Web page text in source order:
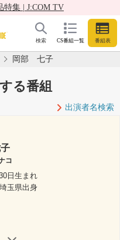
特集 | J:COM TV
CS番組一覧 番組表
検索
岡部 七子
る番組
出演者名検索
コ
日生まれ
埼玉県出身